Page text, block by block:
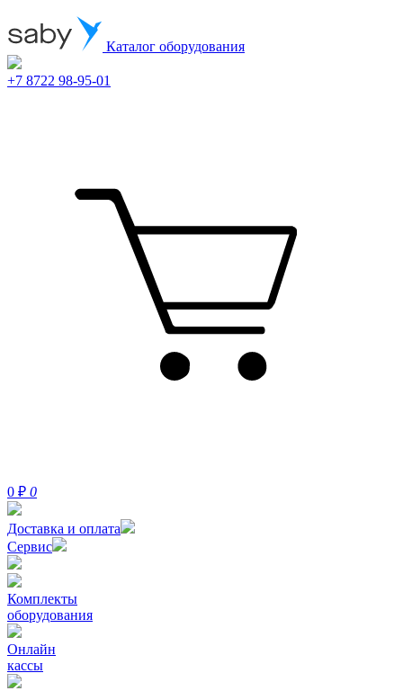
Каталог оборудования
+7 8722 98-95-01
0 ₽ 0
Доставка и оплата
Сервис
Комплекты
оборудования
Онлайн
кассы